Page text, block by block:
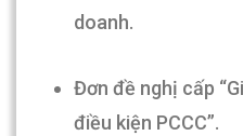
doanh.
Đơn đề nghị cấp
điều kiện PCCC”.